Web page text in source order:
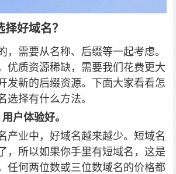
好域名？
，需要从名称、后缀等一起考虑。
优质资源稀缺，需要我们花费更大
发新的后缀资源。下面大家看看怎
选择有什么方法。
户体验好。
产业中，好域名越来越少。短域名
，所以如果你手里有短域名，这是
任何两位数或三位数域名的价格都